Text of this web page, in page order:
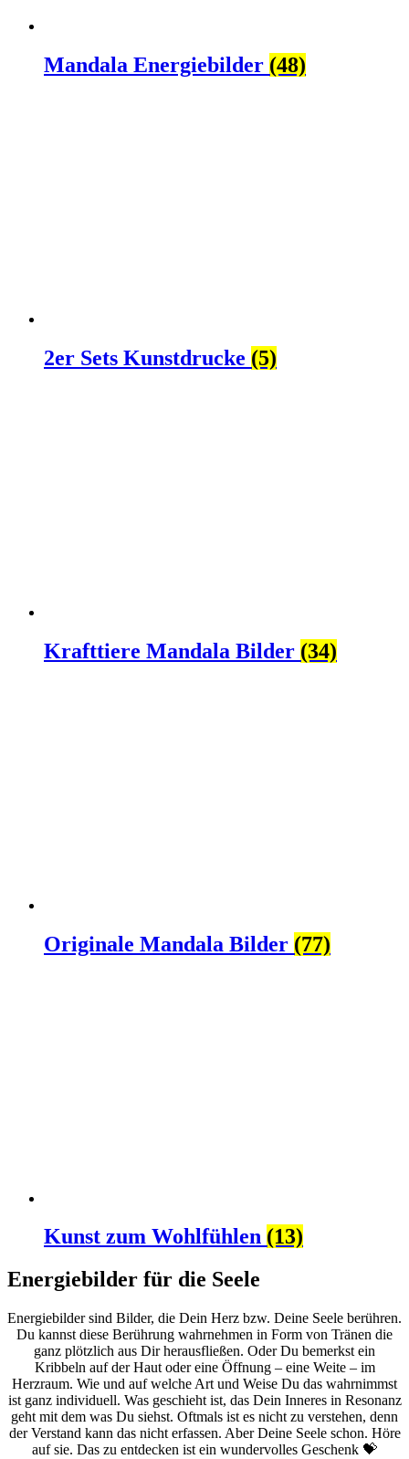
Mandala Energiebilder (48)
2er Sets Kunstdrucke (5)
Krafttiere Mandala Bilder (34)
Originale Mandala Bilder (77)
Kunst zum Wohlfühlen (13)
Energiebilder für die Seele
Energiebilder sind Bilder, die Dein Herz bzw. Deine Seele berühren.
Du kannst diese Berührung wahrnehmen in Form von Tränen die
ganz plötzlich aus Dir herausfließen. Oder Du bemerkst ein
Kribbeln auf der Haut oder eine Öffnung – eine Weite – im
Herzraum. Wie und auf welche Art und Weise Du das wahrnimmst
ist ganz individuell. Was geschieht ist, das Dein Inneres in Resonanz
geht mit dem was Du siehst. Oftmals ist es nicht zu verstehen, denn
der Verstand kann das nicht erfassen. Aber Deine Seele schon. Höre
auf sie. Das zu entdecken ist ein wundervolles Geschenk 💝